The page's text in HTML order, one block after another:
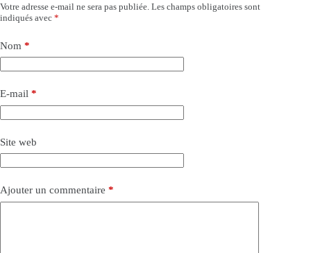
Votre adresse e-mail ne sera pas publiée. Les champs obligatoires sont
indiqués avec *
Nom *
E-mail *
Site web
Ajouter un commentaire *